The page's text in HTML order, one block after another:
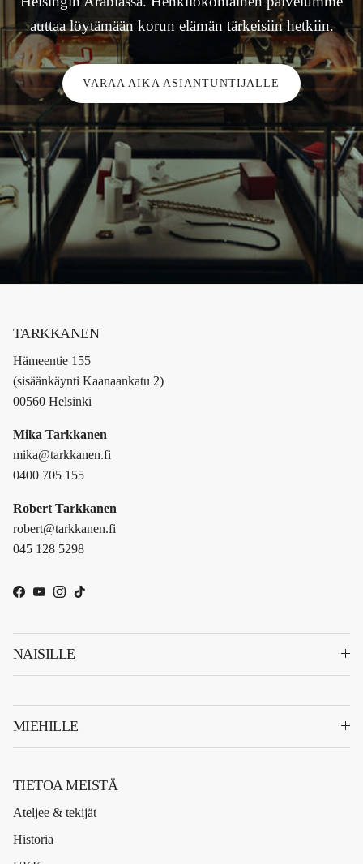
auttaa löytämään korun elämän tärkeisiin hetkiin.
VARAA AIKA ASIANTUNTIJALLE
TARKKANEN
Hämeentie 155
(sisäänkäynti Kaanaankatu 2)
00560 Helsinki
Mika Tarkkanen
mika@tarkkanen.fi
0400 705 155
Robert Tarkkanen
robert@tarkkanen.fi
045 128 5298
Facebook
YouTube
Instagram
TikTok
NAISILLE
MIEHILLE
TIETOA MEISTÄ
Ateljee & tekijät
Historia